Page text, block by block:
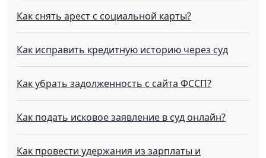
Как снять арест с социальной карты?
Как исправить кредитную историю через суд
Как убрать задолженность с сайта ФССП?
Как подать исковое заявление в суд онлайн?
Как провести удержания из зарплаты и